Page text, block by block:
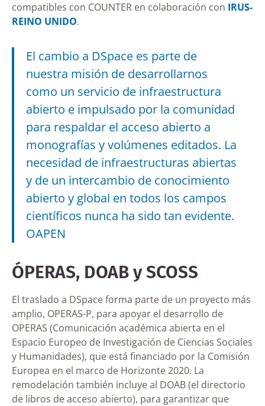
compatibles con COUNTER en colaboración con IRUS-
REINO UNIDO.
El cambio a DSpace es parte de
nuestra misión de desarrollarnos
como un servicio de infraestructura
abierto e impulsado por la comunidad
para respaldar el acceso abierto a
monografías y volúmenes editados. La
necesidad de infraestructuras abiertas
y de un intercambio de conocimiento
abierto y global en todos los campos
científicos nunca ha sido tan evidente.
OAPEN
ÓPERAS, DOAB y SCOSS
El traslado a DSpace forma parte de un proyecto más
amplio, OPERAS-P, para apoyar el desarrollo de
OPERAS (Comunicación académica abierta en el
Espacio Europeo de Investigación de Ciencias Sociales
y Humanidades), que está financiado por la Comisión
Europea en el marco de Horizonte 2020. La
remodelación también incluye al DOAB (el directorio
de libros de acceso abierto), para garantizar que